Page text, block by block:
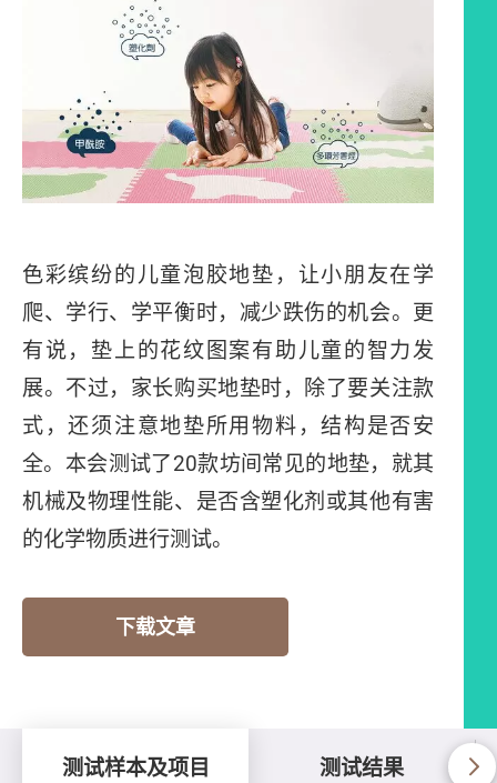
色彩缤纷的儿童泡胶地垫，让小朋友在学
爬、学行、学平衡时，减少跌伤的机会。更
有说，垫上的花纹图案有助儿童的智力发
展。不过，家长购买地垫时，除了要关注款
式，还须注意地垫所用物料，结构是否安
全。本会测试了20款坊间常见的地垫，就其
机械及物理性能、是否含塑化剂或其他有害
的化学物质进行测试。
下载文章
测试样本及项目 测试结果